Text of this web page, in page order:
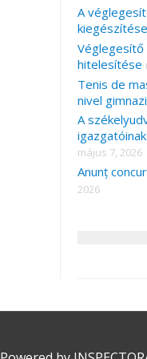
A
kiegészítése
Véglegesítő
hitelesítése
Tenis de
nivel
A
május 7, 2026
Anunț
2026